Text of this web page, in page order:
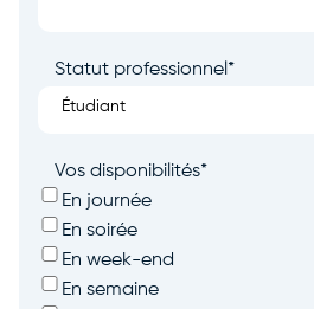
Statut professionnel *
Vos disponibilités*
En journée
En soirée
En week-end
En semaine